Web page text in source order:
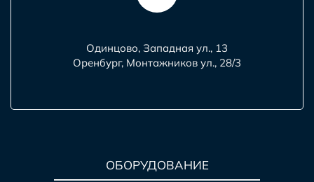
Одинцово, Западная ул., 13
Оренбург, Монтажников ул., 28/3
ОБОРУДОВАНИЕ